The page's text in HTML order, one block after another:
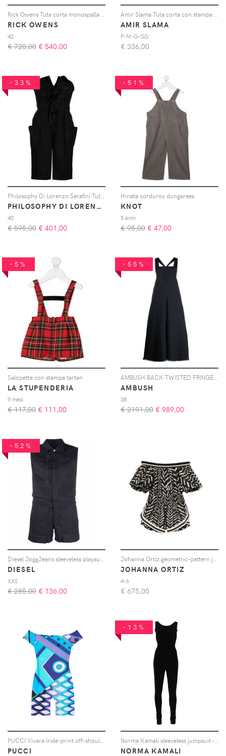
RICK OWENS
42
€ 720,00 € 540,00
AMIR SLAMA
P-M-G-GG
€ 336,00
-33%
PHILOSOPHY DI LORENZO SERAFINI
40
€ 595,00 € 401,00
-51%
Hinata corduroy dungarees
KNOT
5 anni
€ 95,00 € 47,00
-5%
Salopette con stampa tartan
LA STUPENDERIA
9 mesi
€ 117,00 € 111,00
-55%
AMBUSH
38
€ 2191,00 € 989,00
-52%
DIESEL
XXS
€ 285,00 € 136,00
JOHANNA ORTIZ
4-6
€ 675,00
PUCCI
-13%
NORMA KAMALI